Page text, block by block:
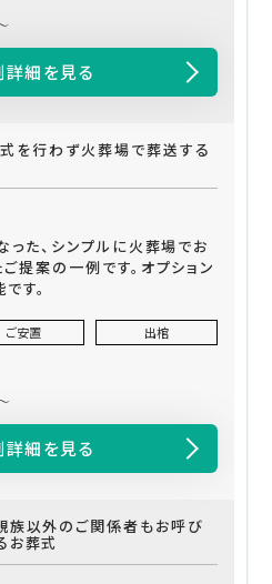
細を見る
を行わず火葬場で葬送する
った、シンプルに火葬場でお
提案の一例です。オプション
す。
ご安置 出棺
細を見る
族以外のご関係者もお呼び
お葬式